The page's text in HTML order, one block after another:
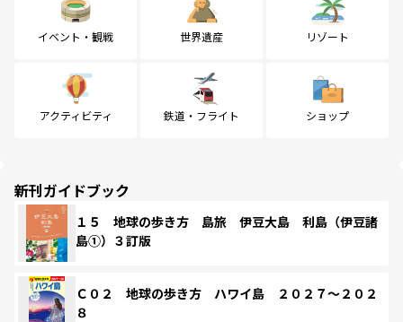
イベント・観戦 世界遺産 リゾート
アクティビティ 鉄道・フライト ショップ
新刊ガイドブック
１５ 地球の歩き方 島旅 伊豆大島 利島（伊豆諸
島①）３訂版
Ｃ０２ 地球の歩き方 ハワイ島 ２０２７～２０２
８